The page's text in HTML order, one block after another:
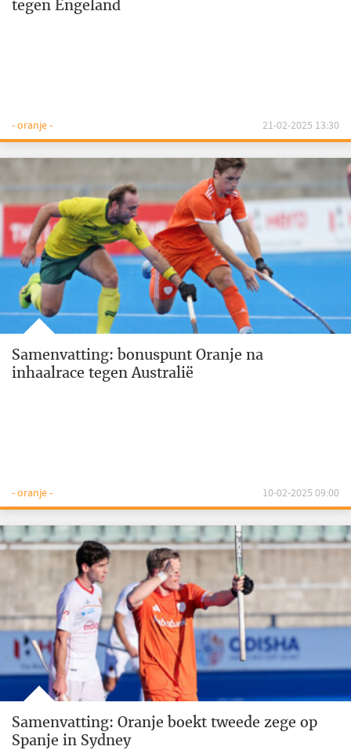
tegen Engeland
- oranje - 21-02-2025 13:30
Samenvatting: bonuspunt Oranje na
inhaalrace tegen Australië
- oranje - 10-02-2025 09:00
Samenvatting: Oranje boekt tweede zege op
Spanje in Sydney